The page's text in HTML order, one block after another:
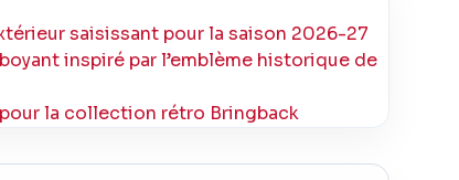
saisissant pour la saison 2026-27
inspiré par l’emblème historique de
la collection rétro Bringback